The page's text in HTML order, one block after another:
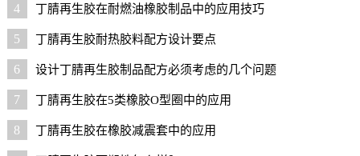
4 丁腈再生胶在耐燃油橡胶制品中的应用技巧
5 丁腈再生胶耐热胶料配方设计要点
6 设计丁腈再生胶制品配方必须考虑的几个问题
7 丁腈再生胶在5类橡胶O型圈中的应用
8 丁腈再生胶在橡胶减震套中的应用